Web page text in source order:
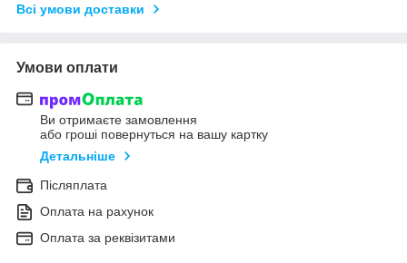
Всі умови доставки
Умови оплати
Ви отримаєте замовлення
або гроші повернуться на вашу картку
Детальніше
Післяплата
Оплата на рахунок
Оплата за реквізитами